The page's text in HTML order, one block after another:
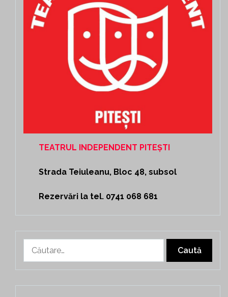
TEATRUL INDEPENDENT PITEȘTI
Strada Teiuleanu, Bloc 48, subsol
Rezervări la tel. 0741 068 681
după: